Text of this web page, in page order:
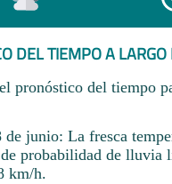
DEL TIEMPO A
pronóstico del tiempo
junio: La fresca
probabilidad de lluvia
km/h.